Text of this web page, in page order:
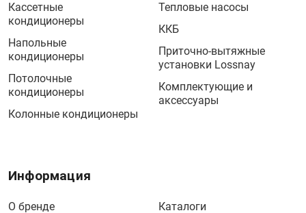
Кассетные
кондиционеры
Напольные
кондиционеры
Потолочные
кондиционеры
Колонные кондиционеры
Тепловые насосы
ККБ
Приточно-вытяжные
установки Lossnay
Комплектующие и
аксессуары
Информация
О бренде
Каталоги